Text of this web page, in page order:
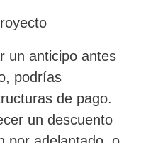
un anticipo antes
podrías
de pago.
un descuento